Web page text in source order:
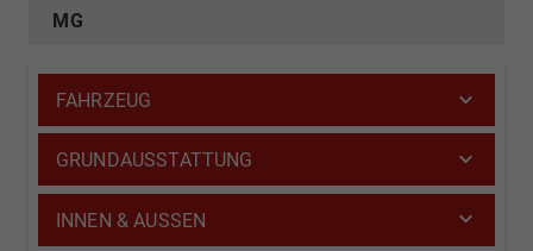
MG
FAHRZEUG
GRUNDAUSSTATTUNG
INNEN & AUSSEN